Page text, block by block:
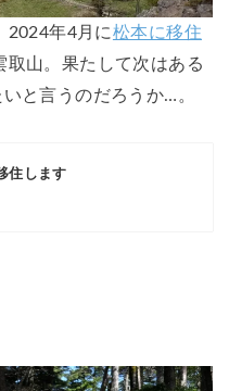
2024年4月に松本に移住
取山。果たして次はある
と言うのだろうか…。
住します